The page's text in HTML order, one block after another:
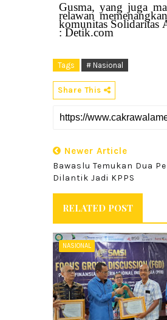
Gusma, yang juga
relawan
komunitas Solidaritas
: Detik.com
Tags # Nasional
Share This
Newer Article
Bawaslu Temukan Dua
Dilantik Jadi KPPS
RELATED POST
NASIONAL